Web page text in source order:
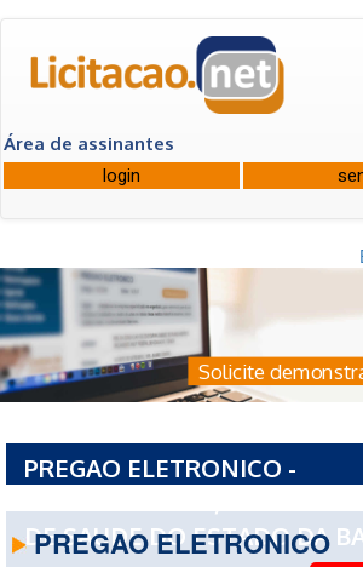
Área de assinantes
Solicite
PREGAO ELETRONICO -
DE SAUDE DO ESTADO DA
PREGAO ELETRONICO